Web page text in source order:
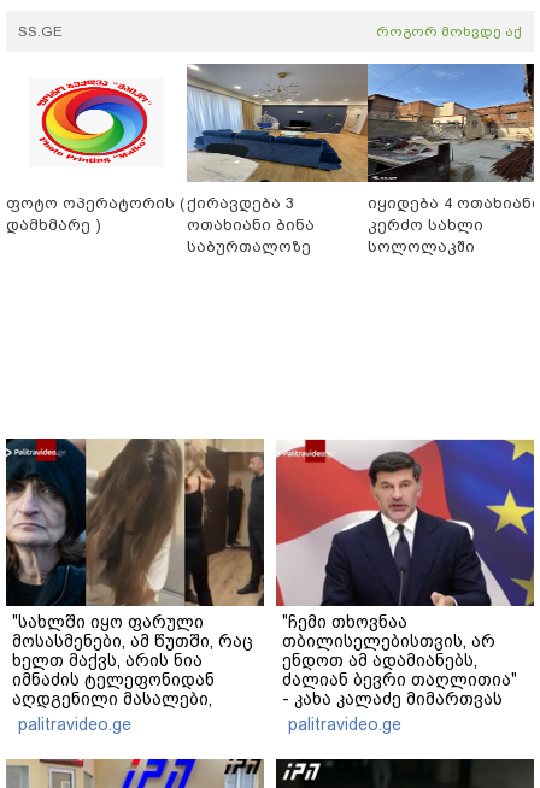
SS.GE როგორ მოხვდე აქ
ფოტო ოპერატორის (
დამხმარე )
ქირავდება 3
ოთახიანი ბინა
საბურთალოზე
იყიდება 4 ოთახიანი
კერძო სახლი
სოლოლაკში
"სახლში იყო ფარული
მოსასმენები, ამ წუთში, რაც
ხელთ მაქვს, არის ნია
იმნაძის ტელეფონიდან
აღდგენილი მასალები,
არის ანძები, დეტალურები"
- ეკა კუპატაძე
palitravideo.ge
"ჩემი თხოვნაა
თბილისელებისთვის, არ
ენდოთ ამ ადამიანებს,
ძალიან ბევრი თაღლითია"
- კახა კალაძე მიმართვას
ავრცელებს
palitravideo.ge